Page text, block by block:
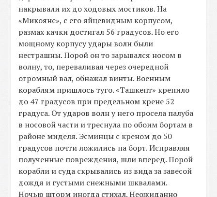
накрывали их до ходовых мостиков. На
«Микояне», с его яйцевидным корпусом,
размах качки достигал 56 градусов. Но его
мощному корпусу удары волн были
нестрашны. Порой он то зарывался носом в
волну, то, переваливая через очередной
огромный вал, обнажал винты. Военным
кораблям пришлось туго. «Ташкент» кренило
до 47 градусов при предельном крене 52
градуса. От ударов волн у него просела палуба
в носовой части и треснула по обоим бортам в
районе миделя. Эсминцы с креном до 50
градусов почти ложились на борт. Исправляя
полученные повреждения, шли вперед. Порой
корабли и суда скрывались из вида за завесой
дождя и густыми снежными шквалами.
Ночью шторм иногда стихал. Неожиданно